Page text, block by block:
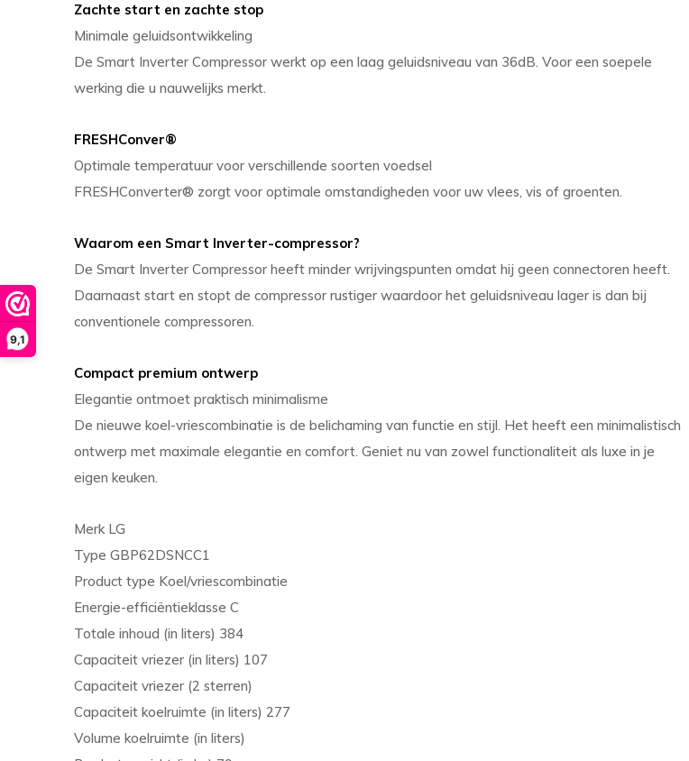
9,1
Zachte start en zachte stop
Minimale geluidsontwikkeling
De Smart Inverter Compressor werkt op een laag geluidsniveau van 36dB. Voor een soepele
werking die u nauwelijks merkt.
FRESHConver®
Optimale temperatuur voor verschillende soorten voedsel
FRESHConverter® zorgt voor optimale omstandigheden voor uw vlees, vis of groenten.
Waarom een ​​Smart Inverter-compressor?
De Smart Inverter Compressor heeft minder wrijvingspunten omdat hij geen connectoren heeft.
Daarnaast start en stopt de compressor rustiger waardoor het geluidsniveau lager is dan bij
conventionele compressoren.
Compact premium ontwerp
Elegantie ontmoet praktisch minimalisme
De nieuwe koel-vriescombinatie is de belichaming van functie en stijl. Het heeft een minimalistisch
ontwerp met maximale elegantie en comfort. Geniet nu van zowel functionaliteit als luxe in je
eigen keuken.
Merk LG
Type GBP62DSNCC1
Product type Koel/vriescombinatie
Energie-efficiëntieklasse C
Totale inhoud (in liters) 384
Capaciteit vriezer (in liters) 107
Capaciteit vriezer (2 sterren)
Capaciteit koelruimte (in liters) 277
Volume koelruimte (in liters)